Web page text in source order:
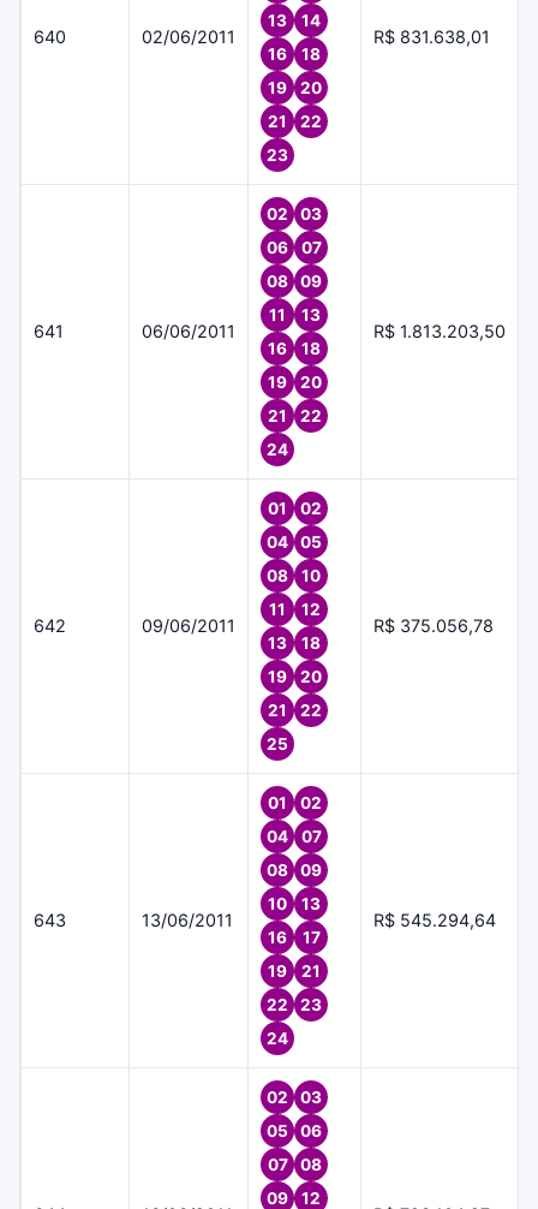
640 02/06/2011
13
14
16
18
19
20
21
22
23
R$ 831.638,01
641 06/06/2011
02
03
06
07
08
09
11
13
16
18
19
20
21
22
24
R$ 1.813.203,50
642 09/06/2011
01
02
04
05
08
10
11
12
13
18
19
20
21
22
25
R$ 375.056,78
643 13/06/2011
01
02
04
07
08
09
10
13
16
17
19
21
22
23
24
R$ 545.294,64
02
03
05
06
07
08
09
12